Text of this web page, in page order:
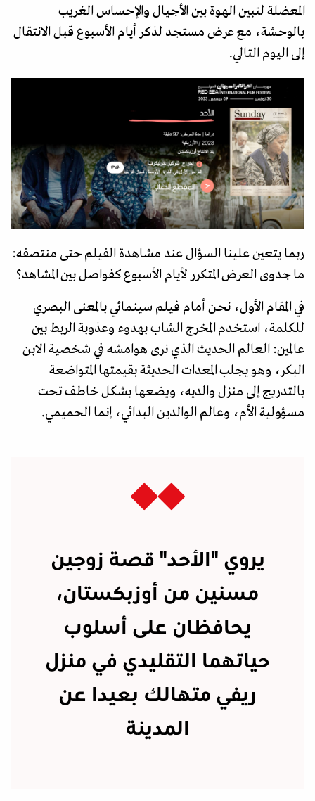
المعضلة لتبين الهوة بين الأجيال والإحساس الغريب
بالوحشة، مع عرض مستجد لذكر أيام الأسبوع قبل الانتقال
إلى اليوم التالي.
ربما يتعين علينا السؤال عند مشاهدة الفيلم حتى منتصفه:
ما جدوى العرض المتكرر لأيام الأسبوع كفواصل بين المشاهد؟
في المقام الأول، نحن أمام فيلم سينمائي بالمعنى البصري
للكلمة، استخدم المخرج الشاب بهدوء وعذوبة الربط بين
عالمين: العالم الحديث الذي نرى هوامشه في شخصية الابن
البكر، وهو يجلب المعدات الحديثة بقيمتها المتواضعة
بالتدريج إلى منزل والديه، ويضعها بشكل خاطف تحت
مسؤولية الأم، وعالم الوالدين البدائي، إنما الحميمي.
يروي "الأحد" قصة زوجين
مسنين من أوزبكستان،
يحافظان على أسلوب
حياتهما التقليدي في منزل
ريفي متهالك بعيدا عن
المدينة